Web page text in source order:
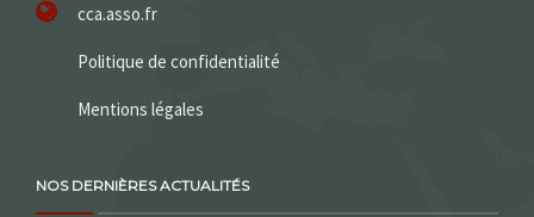
cca.asso.fr
Politique de confidentialité
Mentions légales
NOS DERNIÈRES ACTUALITÉS